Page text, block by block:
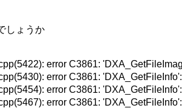
しょうか
error C3861:
error C3861:
error C3861:
error C3861: